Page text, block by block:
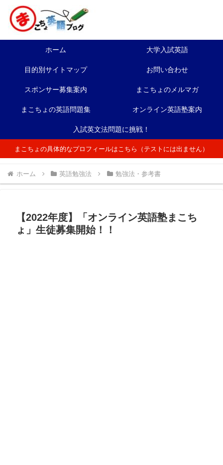
ホーム 大学入試英語
目的別サイトマップ お問い合わせ
スポンサー募集案内 まこちょのメルマガ
まこちょの英語問題集 オンライン英語塾案内
入試英文法問題に挑戦！
まこちょの具体的なプロフィールはこちら（テストには出ません）
ホーム 英語勉強法 勉強法・参考書
【2022年度】「オンライン英語塾まこち
ょ」生徒募集開始！！